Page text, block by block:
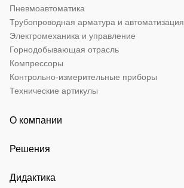
Пневмоавтоматика
Трубопроводная арматура и автоматизация
Электромеханика и управление
Горнодобывающая отрасль
Компрессоры
Контрольно-измерительные приборы
Технические артикулы
О компании
Решения
Дидактика